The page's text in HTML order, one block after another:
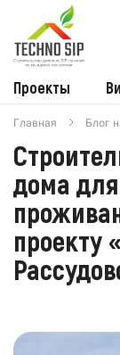
Проекты
Главная Блог
дома для
проекту